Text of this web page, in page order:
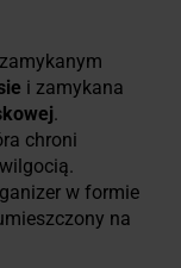
i zamykana
.
chroni
w formie
na